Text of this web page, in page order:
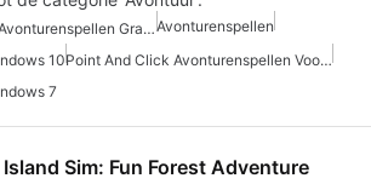
Point And Click Avonturenspellen GratisAvonturenspellen
10
Point And Click Avonturenspellen Voor Windows Gratis
7
Sim: Fun Forest Adventure